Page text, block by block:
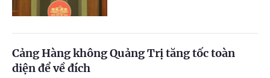
Cảng Hàng không Quảng Trị tăng tốc toàn
diện để về đích